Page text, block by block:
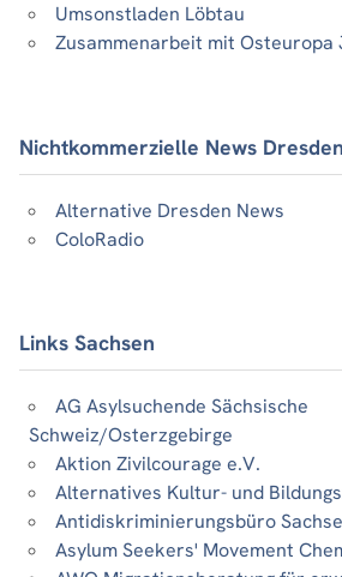
Umsonstladen Löbtau
Zusammenarbeit mit Osteuropa
Nichtkommerzielle News Dresden
Alternative Dresden News
ColoRadio
Links Sachsen
AG Asylsuchende Sächsische
Schweiz/Osterzgebirge
Aktion Zivilcourage e.V.
Alternatives Kultur- und
Antidiskriminierungsbüro
Asylum Seekers' Movement